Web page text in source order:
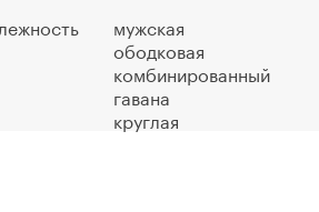
мужская
ободковая
комбинированный
гавана
круглая